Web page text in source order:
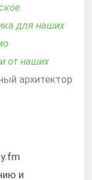
для наших
от наших
архитектор
и